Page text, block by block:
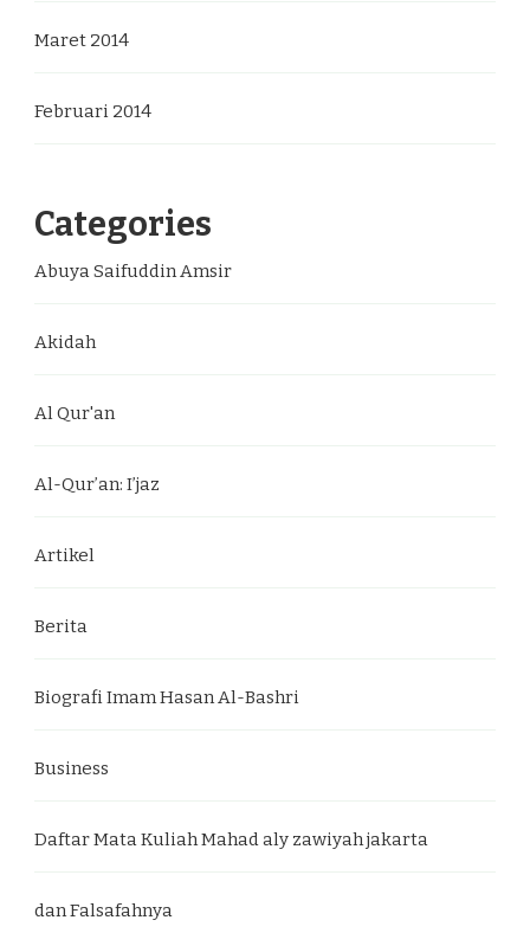
Maret 2014
Februari 2014
Categories
Abuya Saifuddin Amsir
Akidah
Al Qur'an
Al-Qur’an: I’jaz
Artikel
Berita
Biografi Imam Hasan Al-Bashri
Business
Daftar Mata Kuliah Mahad aly zawiyah jakarta
dan Falsafahnya